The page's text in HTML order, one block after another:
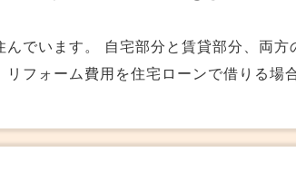
んでいます。 自宅部分と賃貸部分、両方
リフォーム費用を住宅ローンで借りる場
するリフォーム費用しか対象にならない